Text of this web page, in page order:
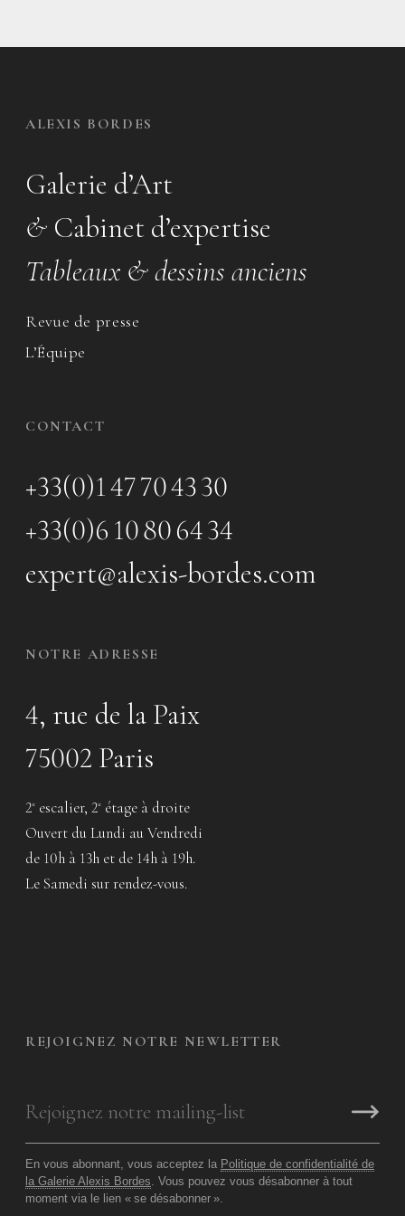
ALEXIS BORDES
Galerie d’Art
& Cabinet d’expertise
Tableaux & dessins anciens
Revue de presse
L’Équipe
CONTACT
+33(0)1 47 70 43 30
+33(0)6 10 80 64 34
expert@alexis-bordes.com
NOTRE ADRESSE
4, rue de la Paix
75002 Paris
2e escalier, 2e étage à droite
Ouvert du Lundi au Vendredi
de 10h à 13h et de 14h à 19h.
Le Samedi sur rendez-vous.
REJOIGNEZ NOTRE NEWLETTER
En vous abonnant, vous acceptez la Politique de confidentialité de
la Galerie Alexis Bordes. Vous pouvez vous désabonner à tout
moment via le lien « se désabonner ».